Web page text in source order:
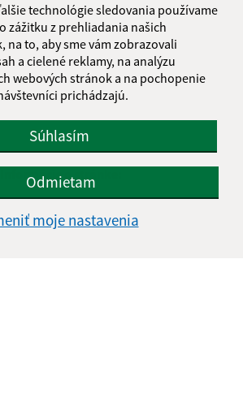
technológie sledovania používame
zážitku z prehliadania našich
na to, aby sme vám zobrazovali
a cielené reklamy, na analýzu
webových stránok a na pochopenie
prichádzajú.
Súhlasím
Odmietam
moje nastavenia
Informácie o stránke:
Autorské práva